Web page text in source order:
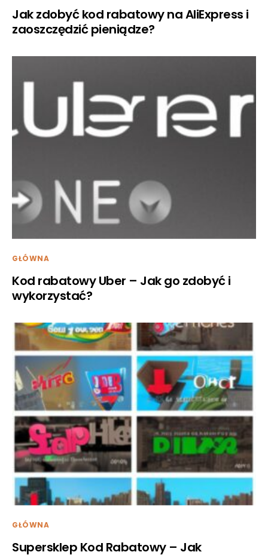
Jak zdobyć kod rabatowy na AliExpress i
zaoszczędzić pieniądze?
GŁÓWNA
Kod rabatowy Uber – Jak go zdobyć i
wykorzystać?
GŁÓWNA
Supersklep Kod Rabatowy – Jak